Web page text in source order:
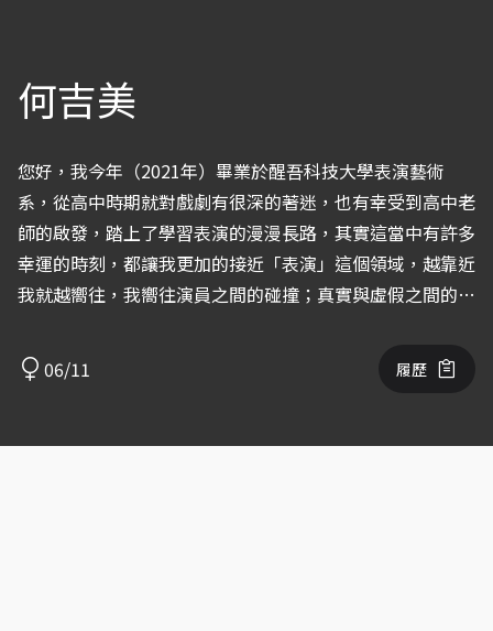
何吉美
您好，我今年（2021年）畢業於醒吾科技大學表演藝術
系，從高中時期就對戲劇有很深的著迷，也有幸受到高中老
師的啟發，踏上了學習表演的漫漫長路，其實這當中有許多
幸運的時刻，都讓我更加的接近「表演」這個領域，越靠近
我就越嚮往，我嚮往演員之間的碰撞；真實與虛假之間的連
給自己的夢想一個機會，也請您給我一個機會。
06/11 履歷